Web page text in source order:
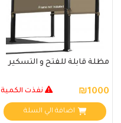
مظلة قابلة للفتح و التسكير
₪1000 نفذت الكمية
اضافة الي السلة